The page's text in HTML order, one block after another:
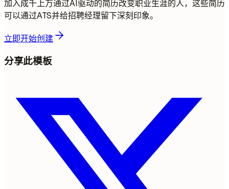
加入成千上万通过AI驱动的简历改变职业生涯的人，这些简历
可以通过ATS并给招聘经理留下深刻印象。
立即开始创建
分享此模板